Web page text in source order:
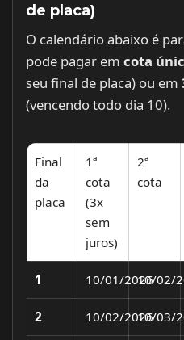
de placa)
O calendário abaixo é
pode pagar em cota
seu final de placa) ou em
(vencendo todo dia 10).
Final
da
placa
1ª
cota
(3x
sem
juros)
2ª
cota
1 10/01/202610/02/
2 10/02/202610/03/